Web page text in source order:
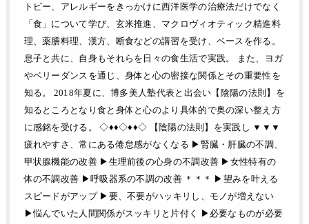
トピー、アレルギーをきっかけに西洋医学の治療法だけでなく
「食」について学び、玄米推進、マクロヴィオティック精進料
理、薬膳料理、漢方、断食などの講習を受け、ベースを作る。
息子と共に、自身もそれらを日々の食生活で実践。 また、ヨガ
やベリーダンスを通じ、身体と心の密接な関係とその重要性を
知る。 2018年夏に、博多美人塾代表と出会い【陰陽の法則】を
知るところとなり食と身体と心のより具体的で奥の深い整え方
に感銘を受ける。 ◇♦♦◇♦♦◇ 【陰陽の法則】を実践し ▼▼▼
疲れやすさ、常にある倦怠感がなくなる ▶︎腎臓・肝臓の不調、
甲状腺機能の改善 ▶︎生理前後の心身の不調改善 ▶︎女性特有の
体の不調改善 ▶︎呼吸器系の不調の改善 ＊＊＊ ▶︎望みを叶える
スピードがアップ ▶︎要、不要がハッキリし、モノが増えない
▶︎悩んでいた人間関係がスッキリと片付く ▶︎必要なものが必要